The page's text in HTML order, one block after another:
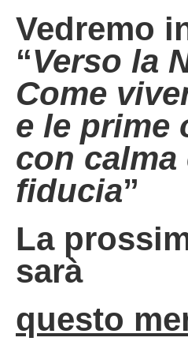
Vedremo
“Verso la
Come
e le prime
con calma
fiducia”
La
sarà
questo